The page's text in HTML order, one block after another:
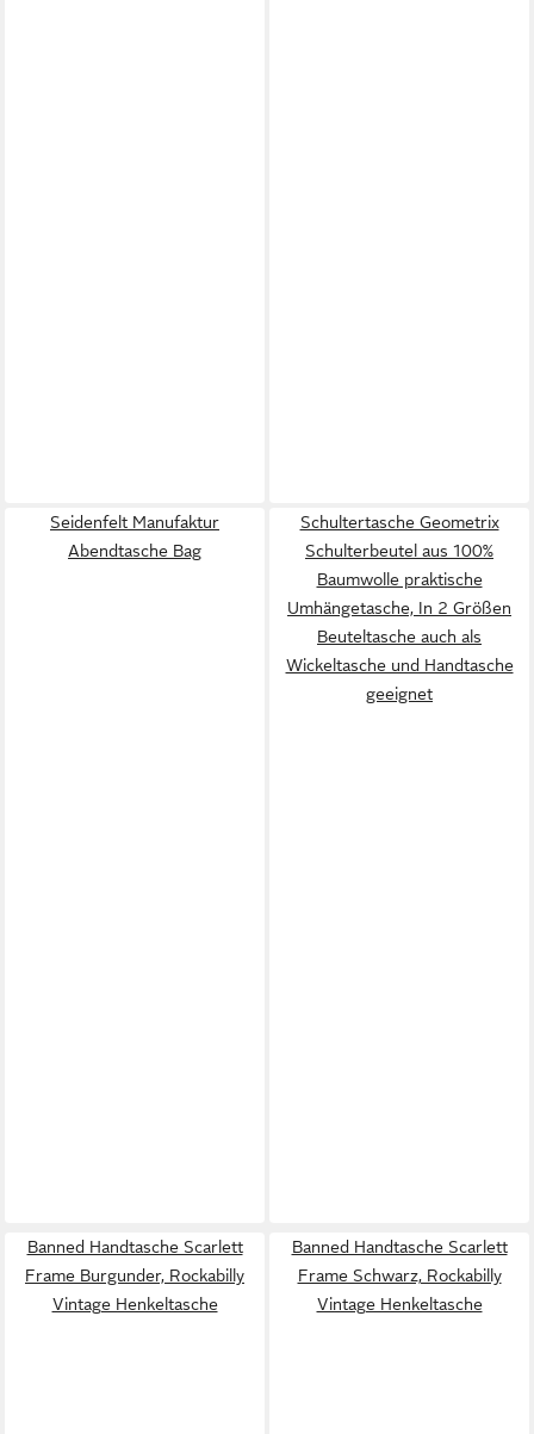
Seidenfelt Manufaktur
Abendtasche Bag
Schultertasche Geometrix
Schulterbeutel aus 100%
Baumwolle praktische
Umhängetasche, In 2 Größen
Beuteltasche auch als
Wickeltasche und Handtasche
geeignet
Banned Handtasche Scarlett
Frame Burgunder, Rockabilly
Vintage Henkeltasche
Banned Handtasche Scarlett
Frame Schwarz, Rockabilly
Vintage Henkeltasche